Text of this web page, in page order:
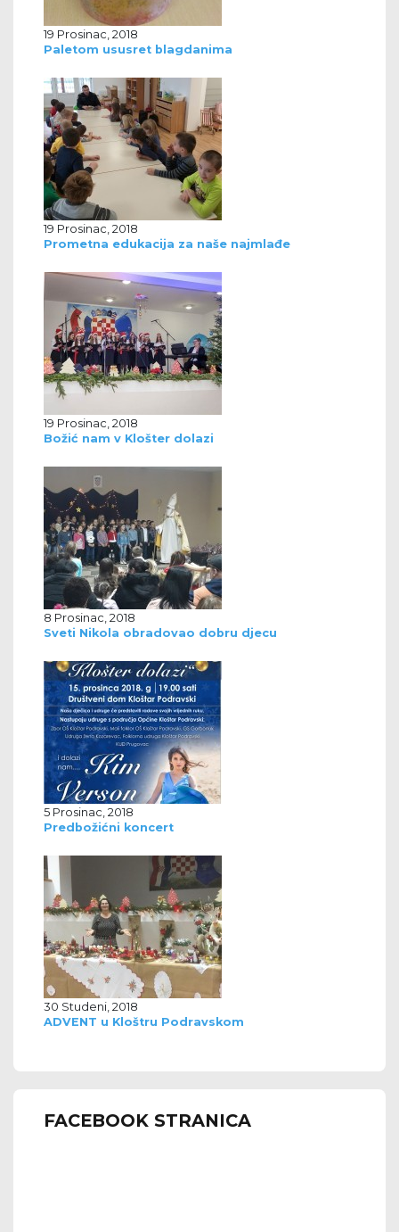
19 Prosinac, 2018
Paletom ususret blagdanima
19 Prosinac, 2018
Prometna edukacija za naše najmlađe
19 Prosinac, 2018
Božić nam v Klošter dolazi
8 Prosinac, 2018
Sveti Nikola obradovao dobru djecu
5 Prosinac, 2018
Predbožićni koncert
30 Studeni, 2018
ADVENT u Kloštru Podravskom
FACEBOOK STRANICA